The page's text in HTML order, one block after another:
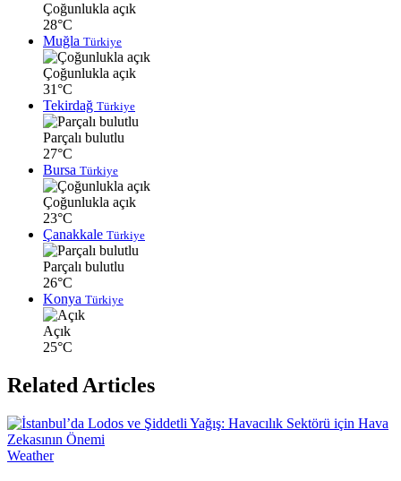
Çoğunlukla açık
28°C
Muğla Türkiye
Çoğunlukla açık
31°C
Tekirdağ Türkiye
Parçalı bulutlu
27°C
Bursa Türkiye
Çoğunlukla açık
23°C
Çanakkale Türkiye
Parçalı bulutlu
26°C
Konya Türkiye
Açık
25°C
Related Articles
Weather